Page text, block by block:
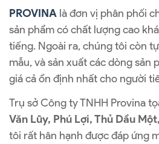
PROVINA là đơn vị phân phối
sản phẩm có chất lượng cao
tiếng. Ngoài ra, chúng tôi còn
mẫu, và sản xuất các dòng sản
giá cả ổn định nhất cho người
Trụ sở Công ty TNHH Provina
Văn Lũy, Phú Lợi, Thủ Dầu
tôi rất hân hạnh được đáp ứng